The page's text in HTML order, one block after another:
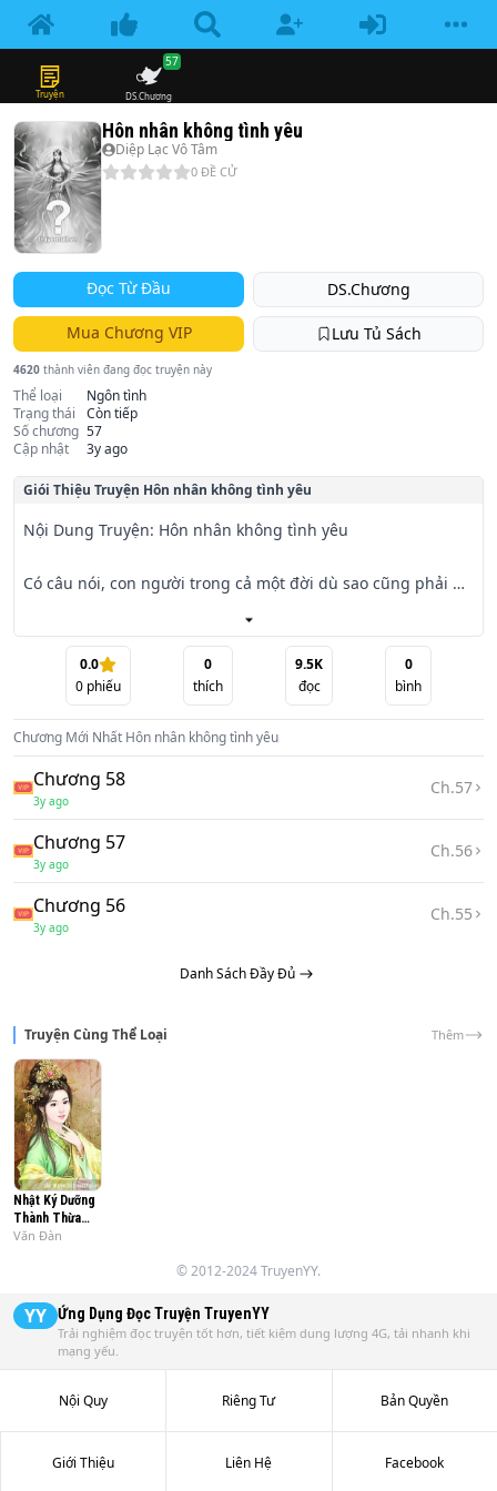
Truyện DS.Chương
57
Hôn nhân không tình yêu
Diệp Lạc Vô Tâm
0 ĐỀ CỬ
Đọc Từ Đầu DS.Chương
Mua Chương VIP Lưu Tủ Sách
4620 thành viên đang đọc truyện này
Thể loại
Ngôn tình
Trạng thái
Còn tiếp
Số chương 57
Cập nhật
3y ago
Giói Thiệu Truyện Hôn nhân không tình yêu
Nội Dung Truyện: Hôn nhân không tình yêu
Có câu nói, con người trong cả một đời dù sao cũng phải
mới hoàn chỉnh.
Cho đến tận bây giờ, tôi chỉ làm hai việc giúp cuộc đời
mình hoàn chỉnh. Việc đầu tiên là yêu anh. Một việc khác,
là gả cho anh...
Mời bạn đọc cùng đón xem!
0.0
0 phiếu
0
thích
9.5K
đọc
0
bình
Chương Mới Nhất Hôn nhân không tình yêu
Chương 58
3y ago
Ch.57
Chương 57
3y ago
Ch.56
Chương 56
3y ago
Ch.55
Danh Sách Đầy Đủ
Truyện Cùng Thể Loại Thêm
Nhật Ký Dưỡng
Thành Thừa
Tướng
Văn Đàn
© 2012-2024 TruyenYY.
YY Ứng Dụng Đọc Truyện TruyenYY
Trải nghiệm đọc truyện tốt hơn, tiết kiệm dung lượng 4G, tải nhanh khi
mạng yếu.
Nội Quy Riêng Tư Bản Quyền
Giới Thiệu Liên Hệ Facebook